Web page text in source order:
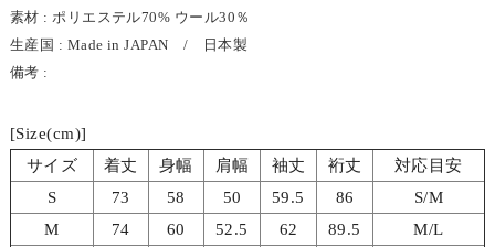
素材 : ポリエステル70% ウール30％
生産国 : Made in JAPAN / 日本製
備考 :
[Size(cm)]
サイズ
着丈 身幅 肩幅 袖丈 裄丈
対応目安
S
73 58 50 59.5 86
S/M
M
74 60 52.5 62 89.5
M/L